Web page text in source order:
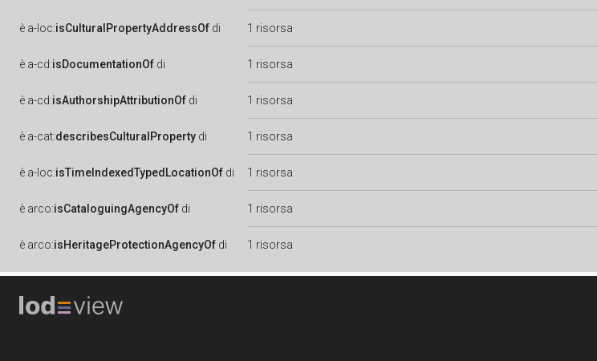
è a-loc:isCulturalPropertyAddressOf di 1 risorsa
è a-cd:isDocumentationOf di 1 risorsa
è a-cd:isAuthorshipAttributionOf di 1 risorsa
è a-cat:describesCulturalProperty di 1 risorsa
è a-loc:isTimeIndexedTypedLocationOf di 1 risorsa
è arco:isCataloguingAgencyOf di 1 risorsa
è arco:isHeritageProtectionAgencyOf di 1 risorsa